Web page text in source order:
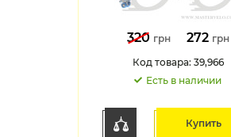
320 грн 272 грн
Код товара: 39,966
Есть в наличии
Купить